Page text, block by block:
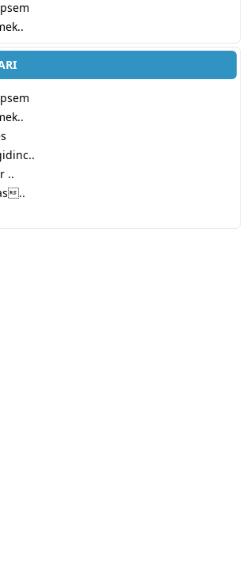
..
..